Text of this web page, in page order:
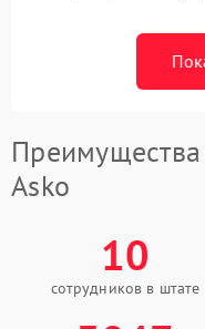
Преимущества
Asko
10
сотрудников в штате